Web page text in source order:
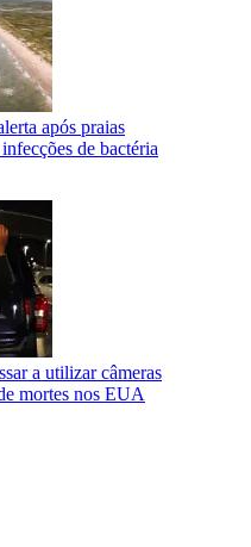
após praias
de bactéria
a utilizar câmeras
mortes nos EUA